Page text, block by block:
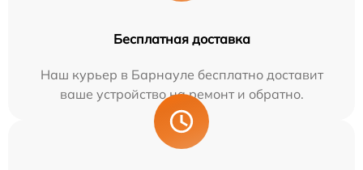
Бесплатная доставка
Наш курьер в Барнауле бесплатно доставит
ваше устройство на ремонт и обратно.